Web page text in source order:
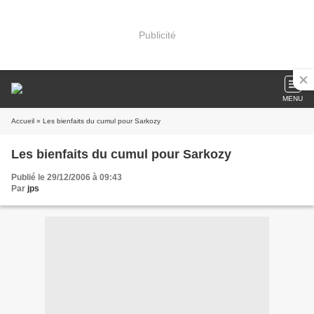
Publicité
MENU
Accueil » Les bienfaits du cumul pour Sarkozy
Les bienfaits du cumul pour Sarkozy
Publié le 29/12/2006 à 09:43
Par jps